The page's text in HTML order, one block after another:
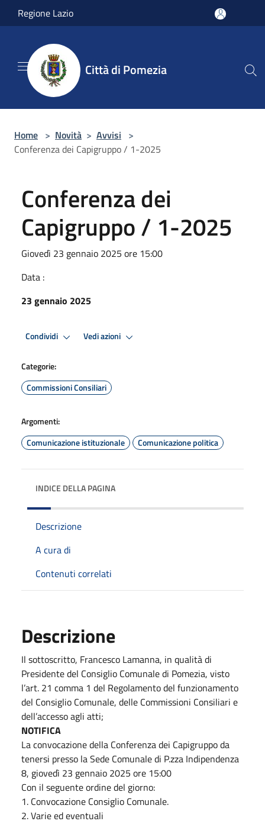
Salta al contenuto principale
Regione Lazio
Città di Pomezia
Home > Novità > Avvisi >
Conferenza dei Capigruppo / 1-2025
Conferenza dei
Capigruppo / 1-2025
Giovedì 23 gennaio 2025 ore 15:00
Data :
23 gennaio 2025
Condividi Vedi azioni
Categorie:
Commissioni Consiliari
Argomenti:
Comunicazione istituzionale
Comunicazione politica
INDICE DELLA PAGINA
Descrizione
A cura di
Contenuti correlati
Descrizione
Il sottoscritto, Francesco Lamanna, in qualità di
Presidente del Consiglio Comunale di Pomezia, visto
l’art. 21 comma 1 del Regolamento del funzionamento
del Consiglio Comunale, delle Commissioni Consiliari e
dell’accesso agli atti;
NOTIFICA
La convocazione della Conferenza dei Capigruppo da
tenersi presso la Sede Comunale di P.zza Indipendenza
8, giovedì 23 gennaio 2025 ore 15:00
Con il seguente ordine del giorno:
1. Convocazione Consiglio Comunale.
2. Varie ed eventuali